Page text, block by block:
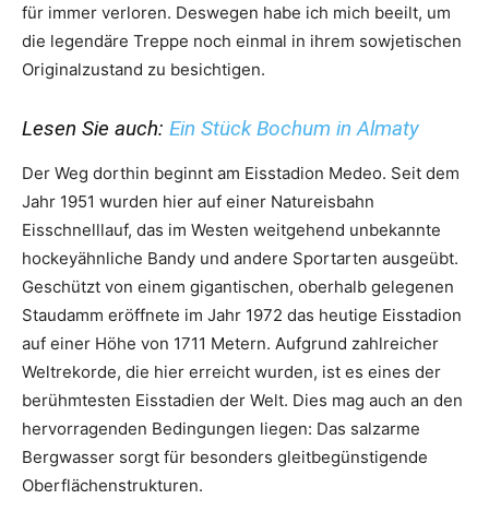
für immer verloren. Deswegen habe ich mich beeilt, um
die legendäre Treppe noch einmal in ihrem sowjetischen
Originalzustand zu besichtigen.
Lesen Sie auch: Ein Stück Bochum in Almaty
Der Weg dorthin beginnt am Eisstadion Medeo. Seit dem
Jahr 1951 wurden hier auf einer Natureisbahn
Eisschnelllauf, das im Westen weitgehend unbekannte
hockeyähnliche Bandy und andere Sportarten ausgeübt.
Geschützt von einem gigantischen, oberhalb gelegenen
Staudamm eröffnete im Jahr 1972 das heutige Eisstadion
auf einer Höhe von 1711 Metern. Aufgrund zahlreicher
Weltrekorde, die hier erreicht wurden, ist es eines der
berühmtesten Eisstadien der Welt. Dies mag auch an den
hervorragenden Bedingungen liegen: Das salzarme
Bergwasser sorgt für besonders gleitbegünstigende
Oberflächenstrukturen.